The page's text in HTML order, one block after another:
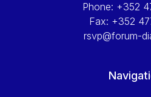
Yossi Beillin
Yves FRANCHET
Phone: +352
Fax: +352
rsvp@forum-